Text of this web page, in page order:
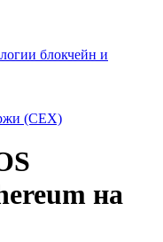
блокчейн и
(CEX)
на